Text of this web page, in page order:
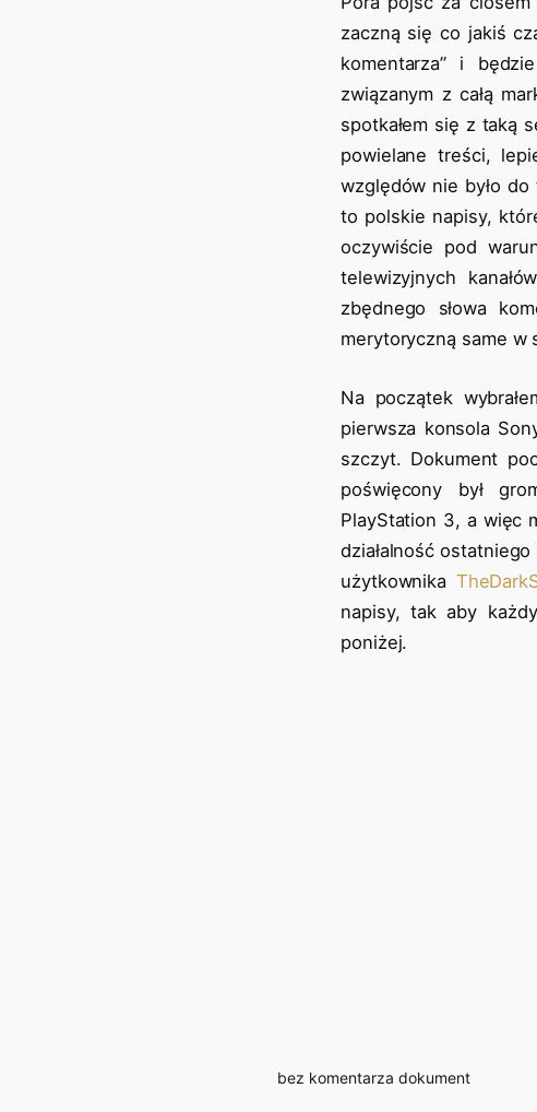
zaczną się co jakiś
komentarza” i
związanym z całą
spotkałem się z taką
powielane treści,
względów nie było
to polskie napisy,
oczywiście pod
telewizyjnych
zbędnego słowa
merytoryczną same w
Na początek
pierwsza konsola
szczyt. Dokument
poświęcony był
PlayStation 3, a więc
działalność
użytkownika
napisy, tak aby
poniżej.
bez komentarza dokument